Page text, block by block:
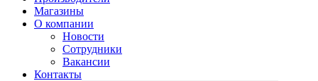
Магазины
О компании
Новости
Сотрудники
Вакансии
Контакты